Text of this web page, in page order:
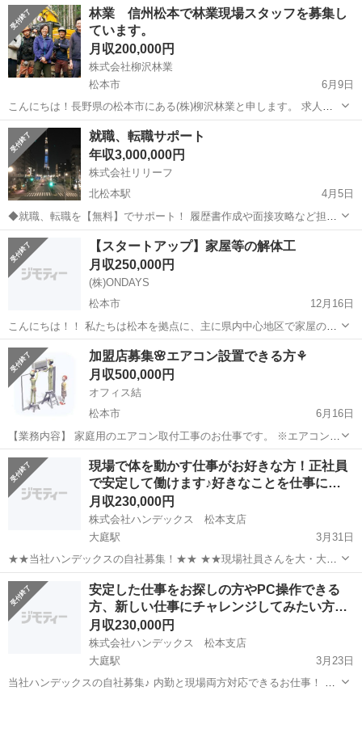
林業 信州松本で林業現場スタッフを募集し
ています。
月収200,000円
株式会社柳沢林業
松本市
6月9日
こんにちは！長野県の松本市にある(株)柳沢林業と申します。 求人の
告知です！ 柳沢林業では、現在共に働く仲間を募集しています。 採用
職種、求める経験や資格条件などは下記の通りです。 良いご縁と、出
会いがありま...
長野 松本市 その他 重機
就職、転職サポート
年収3,000,000円
株式会社リリーフ
北松本駅
4月5日
◆就職、転職を【無料】でサポート！ 履歴書作成や面接攻略など担当
者がカウンセリングサポート実施！ 高収入での正社員応募はこちら♪
全国各地に就職先ございます‼️ まずはご相談下さい。
https://line.me/t...
長野 北松本駅 その他
【スタートアップ】家屋等の解体工
月収250,000円
(株)ONDAYS
松本市
12月16日
こんにちは！！ 私たちは松本を拠点に、主に県内中心地区で家屋の解
体、内装解体、外構工事を行っています。 今年9月に設立したまだ新
しい会社です。 この業界のイメージといったら正直よくないでしょ
う。きつい、汚い、危険。...
長野 その他 スタートアップ
加盟店募集🌸エアコン設置できる方⚘
月収500,000円
オフィス結
松本市
6月16日
【業務内容】 家庭用のエアコン取付工事のお仕事です。 ※エアコン設
置経験がある方（数十台以上） （資格有が望ましいです）
【雇用形態】 業務委託 【稼働エリア】 松本市を中心に広範...
長野 松本市 その他 個人事業主
現場で体を動かす仕事がお好きな方！正社員
で安定して働けます♪好きなことを仕事に…
月収230,000円
株式会社ハンデックス 松本支店
大庭駅
3月31日
★★当社ハンデックスの自社募集！★★ ★★現場社員さんを大・大・
大募集です★★ 正社員で長期に安定して働きたい方、 現場での作業が
お好きな方や経験者、大歓迎です♪ 採用枠は2名です！ お早めにご応募
下さい。...
長野 大庭駅 その他
安定した仕事をお探しの方やPC操作できる
方、新しい仕事にチャレンジしてみたい方…
月収230,000円
株式会社ハンデックス 松本支店
大庭駅
3月23日
当社ハンデックスの自社募集♪ 内勤と現場両方対応できるお仕事！ 正